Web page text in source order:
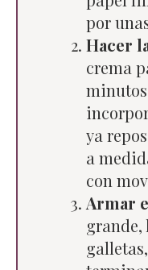
por
Hacer
crema
ya
a
con
Armar
grande,